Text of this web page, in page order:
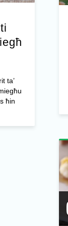
ta’
ħin